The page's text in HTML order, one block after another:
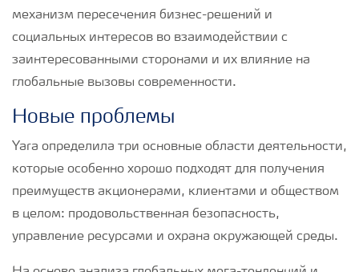
механизм пересечения бизнес-решений и
социальных интересов во взаимодействии с
заинтересованными сторонами и их влияние на
глобальные вызовы современности.
Новые проблемы
Yara определила три основные области деятельности,
которые особенно хорошо подходят для получения
преимуществ акционерами, клиентами и обществом
в целом: продовольственная безопасность,
управление ресурсами и охрана окружающей среды.